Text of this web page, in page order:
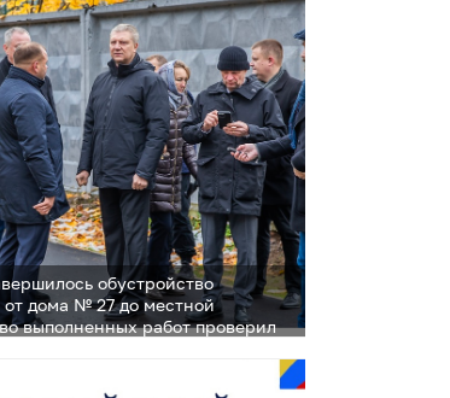
обустройство
дома № 27 до местной
выполненных работ проверил